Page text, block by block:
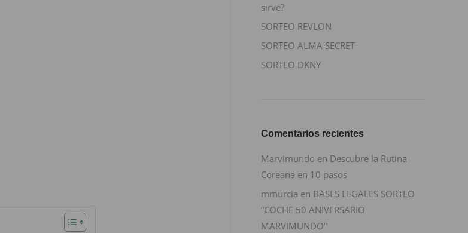
sirve?
SORTEO REVLON
SORTEO ALMA SECRET
SORTEO DKNY
Comentarios recientes
Marvimundo en Descubre la Rutina
Coreana en 10 pasos
mmurcia en BASES LEGALES SORTEO
“COCHE 50 ANIVERSARIO
MARVIMUNDO”